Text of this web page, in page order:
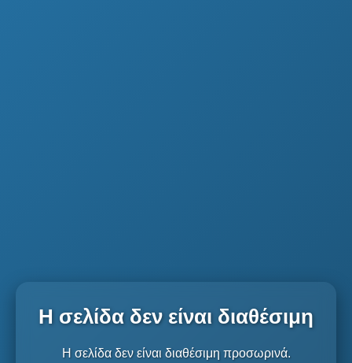
Η σελίδα δεν είναι διαθέσιμη
Η σελίδα δεν είναι διαθέσιμη προσωρινά.